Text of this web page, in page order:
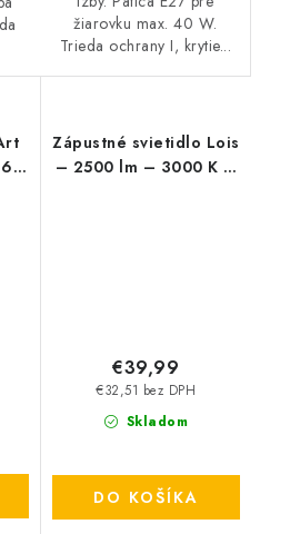
žiarovku max. 40 W.
Trieda ochrany I, krytie...
60
Zápustné svietidlo Lois
– 2500 lm – 3000 K –
Skladom
€32,51 bez DPH
€39,99
DO KOŠÍKA